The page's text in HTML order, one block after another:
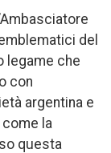
del
legame che
con
argentina e
la
questa